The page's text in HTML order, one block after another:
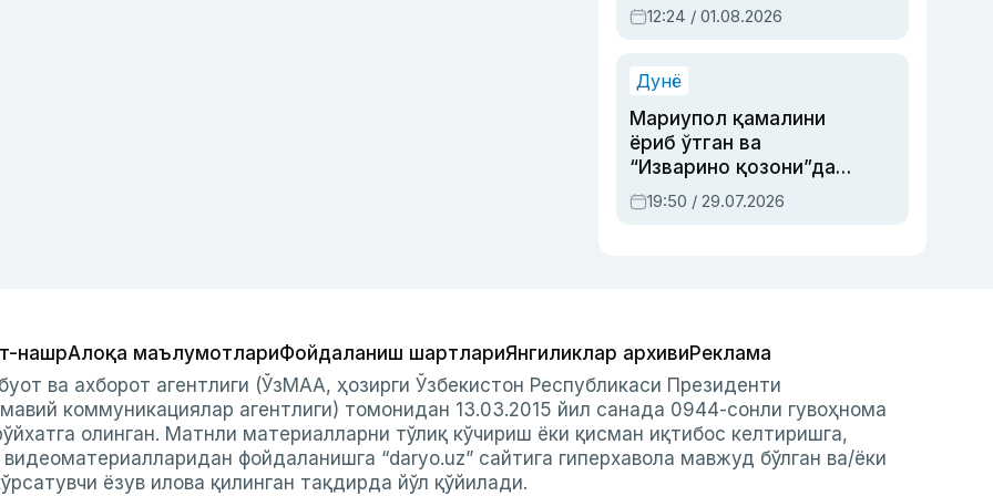
Абдулла Ориповни
сиёсий айбловлардан
12:24 / 01.08.2026
Дунё
Мариупол қамалини
ёриб ўтган ва
“Изварино қозони”дан
чиққан қаҳрамон —
Украина армияси бош
19:50 / 29.07.2026
нашрАлоқа маълумотлариФойдаланиш шартлариЯнгиликлар архивиРеклама
ва ахборот агентлиги (ЎзМАА, ҳозирги Ўзбекистон Республикаси Президенти
коммуникациялар агентлиги) томонидан 13.03.2015 йил санада 0944-сонли гувоҳнома
олинган. Матнли материалларни тўлиқ кўчириш ёки қисман иқтибос келтиришга,
фойдаланишга “daryo.uz” сайтига гиперхавола мавжуд бўлган ва/ёки
ёзув илова қилинган тақдирда йўл қўйилади.